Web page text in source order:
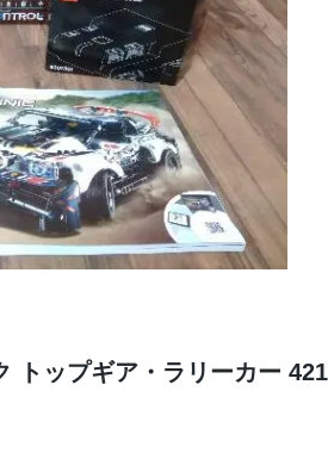
トップギア・ラリーカー